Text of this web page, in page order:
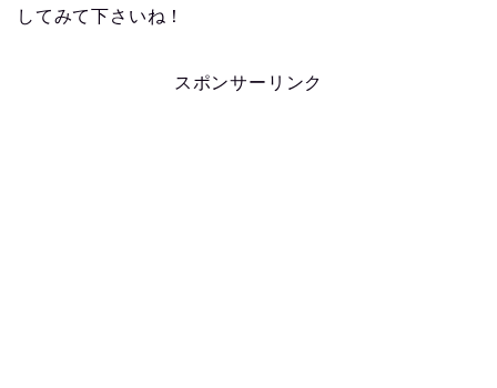
してみて下さいね！
スポンサーリンク